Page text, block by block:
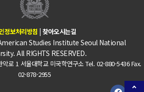
정보처리방침 |찾아오시는길
Studies Institute Seoul National
All RIGHTS RESERVED.
로 1 서울대학교 미국학연구소 Tel. 02-880-5436 Fax.
02-878-2955